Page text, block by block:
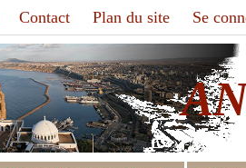
Contact Plan du site Se